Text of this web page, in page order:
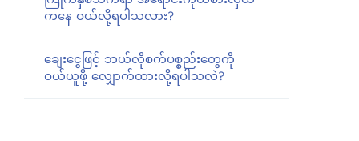
ကနေ ဝယ်လို့ရပါသလား?
ချေးငွေဖြင့် ဘယ်လိုစက်ပစ္စည်းတွေကို
ဝယ်ယူဖို့ လျှောက်ထားလို့ရပါသလဲ?